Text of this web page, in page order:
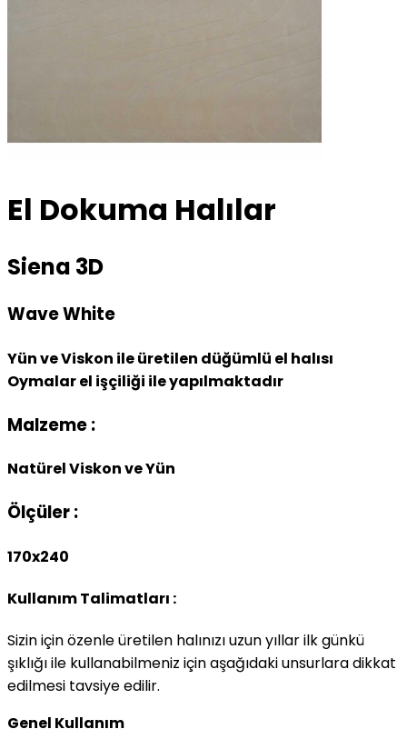
El Dokuma Halılar
Siena 3D
Wave White
Yün ve Viskon ile üretilen düğümlü el halısı
Oymalar el işçiliği ile yapılmaktadır
Malzeme :
Natürel Viskon ve Yün
Ölçüler :
170x240
Kullanım Talimatları :
Sizin için özenle üretilen halınızı uzun yıllar ilk günkü
şıklığı ile kullanabilmeniz için aşağıdaki unsurlara dikkat
edilmesi tavsiye edilir.
Genel Kullanım